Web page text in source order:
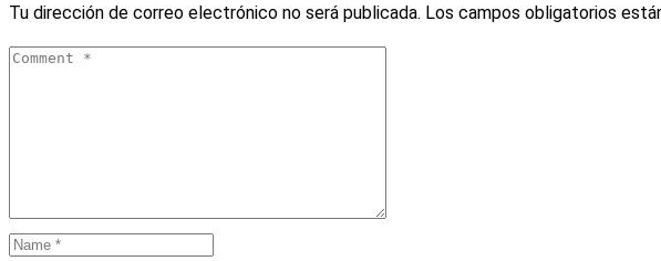
Tu dirección de correo electrónico no será publicada. Los campos obligatorios